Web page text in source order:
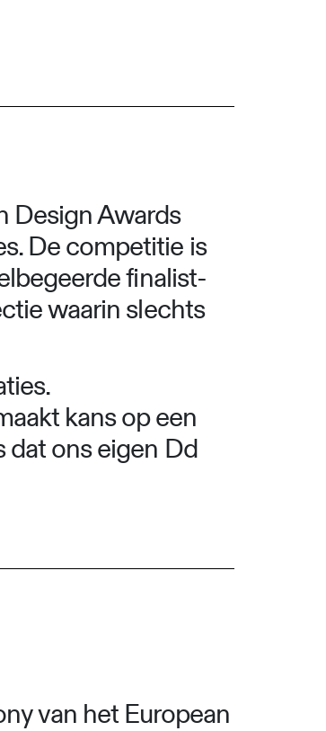
Design Awards
De competitie is
finalist-
waarin slechts
kans op een
dat ons eigen Dd
van het European